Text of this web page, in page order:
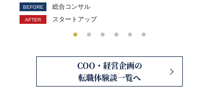
総合コンサル
スタートアップ
COO・経営企画の
転職体験談一覧へ